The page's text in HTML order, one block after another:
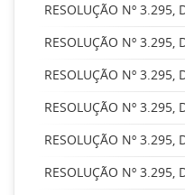
RESOLUÇÃO Nº 3.295,
RESOLUÇÃO Nº 3.295,
RESOLUÇÃO Nº 3.295,
RESOLUÇÃO Nº 3.295,
RESOLUÇÃO Nº 3.295,
RESOLUÇÃO Nº 3.295,